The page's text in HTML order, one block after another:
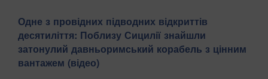
Одне з провідних підводних відкриттів
десятиліття: Поблизу Сицилії знайшли
затонулий давньоримський корабель з цінним
вантажем (відео)